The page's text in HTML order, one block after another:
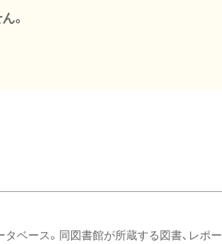
。
ベース。同図書館が所蔵する図書、レポー